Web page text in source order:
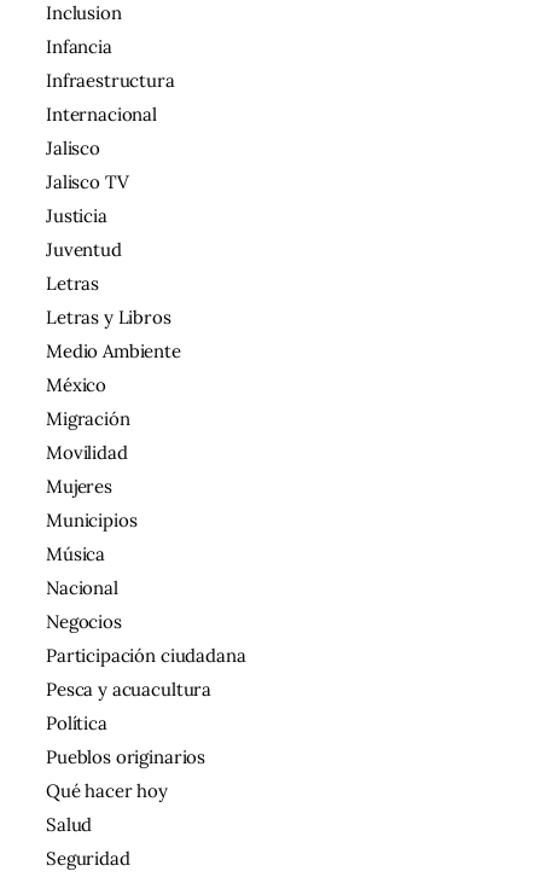
Inclusion
Infancia
Infraestructura
Internacional
Jalisco
Jalisco TV
Justicia
Juventud
Letras
Letras y Libros
Medio Ambiente
México
Migración
Movilidad
Mujeres
Municipios
Música
Nacional
Negocios
Participación ciudadana
Pesca y acuacultura
Política
Pueblos originarios
Qué hacer hoy
Salud
Seguridad